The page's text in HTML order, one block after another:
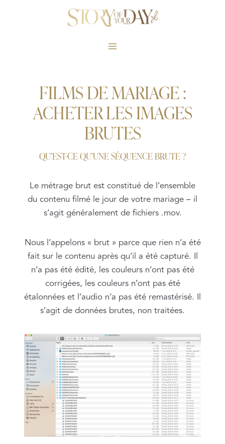
FILMS DE MARIAGE :
ACHETER LES IMAGES
BRUTES
QU’EST-CE QU’UNE SÉQUENCE BRUTE ?
Le métrage brut est constitué de l’ensemble
du contenu filmé le jour de votre mariage – il
s’agit généralement de fichiers .mov.
Nous l’appelons « brut » parce que rien n’a été
fait sur le contenu après qu’il a été capturé. Il
n’a pas été édité, les couleurs n’ont pas été
corrigées, les couleurs n’ont pas été
étalonnées et l’audio n’a pas été remastérisé. Il
s’agit de données brutes, non traitées.